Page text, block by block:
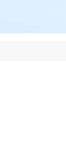
選ばれる理由
ステム STRAMMIC
STRA CA
歩み